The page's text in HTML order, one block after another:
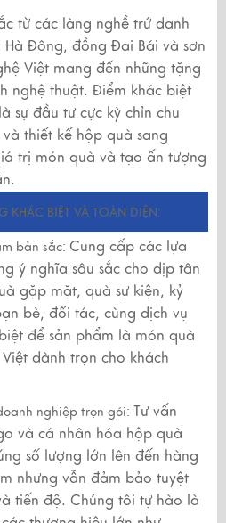
từ các làng nghề trứ danh
Hà Đông, đồng Đại Bái và sơn
Việt mang đến những tặng
nghệ thuật. Điểm khác biệt
sự đầu tư cực kỳ chỉn chu
thiết kế hộp quà sang
trị món quà và tạo ấn tượng
KHÁC BIỆT VÀ TOÀN DIỆN:
bản sắc: Cung cấp các lựa
ý nghĩa sâu sắc cho dịp tân
gặp mặt, quà sự kiện, kỷ
bè, đối tác, cùng dịch vụ
để sản phẩm là món quà
dành trọn cho khách
nghiệp trọn gói: Tư vấn
và cá nhân hóa hộp quà
số lượng lớn lên đến hàng
nhưng vẫn đảm bảo tuyệt
tiến độ. Chúng tôi tự hào là